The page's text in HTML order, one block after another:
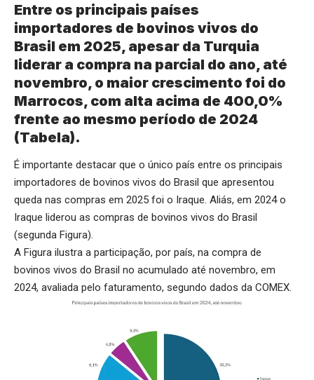
Entre os principais países
importadores de bovinos vivos do
Brasil em 2025, apesar da Turquia
liderar a compra na parcial do ano, até
novembro, o maior crescimento foi do
Marrocos, com alta acima de 400,0%
frente ao mesmo período de 2024
(Tabela).
É importante destacar que o único país entre os principais
importadores de bovinos vivos do Brasil que apresentou
queda nas compras em 2025 foi o Iraque. Aliás, em 2024 o
Iraque liderou as compras de bovinos vivos do Brasil
(segunda Figura).
A Figura ilustra a participação, por país, na compra de
bovinos vivos do Brasil no acumulado até novembro, em
2024, avaliada pelo faturamento, segundo dados da COMEX.